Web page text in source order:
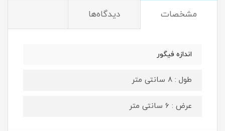
مشخصات دیدگاه‌ها
اندازه فیگور
طول : 8 سانتی متر
عرض : 6 سانتی متر